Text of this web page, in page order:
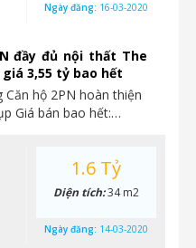
đầy đủ nội thất The
3,55 tỷ bao hết
hộ 2PN hoàn thiện
Giá bán bao hết:…
Ngày đăng: 16-03-2020
1.6 Tỷ
Diện tích:34 m2
Ngày đăng: 14-03-2020